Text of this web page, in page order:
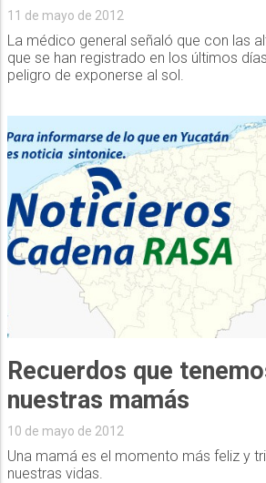
11 de mayo de 2012
La médico general señaló que con las
que se han registrado en los últimos
peligro de exponerse al sol.
Recuerdos que
nuestras mamás
10 de mayo de 2012
Una mamá es el momento más feliz y
nuestras vidas.